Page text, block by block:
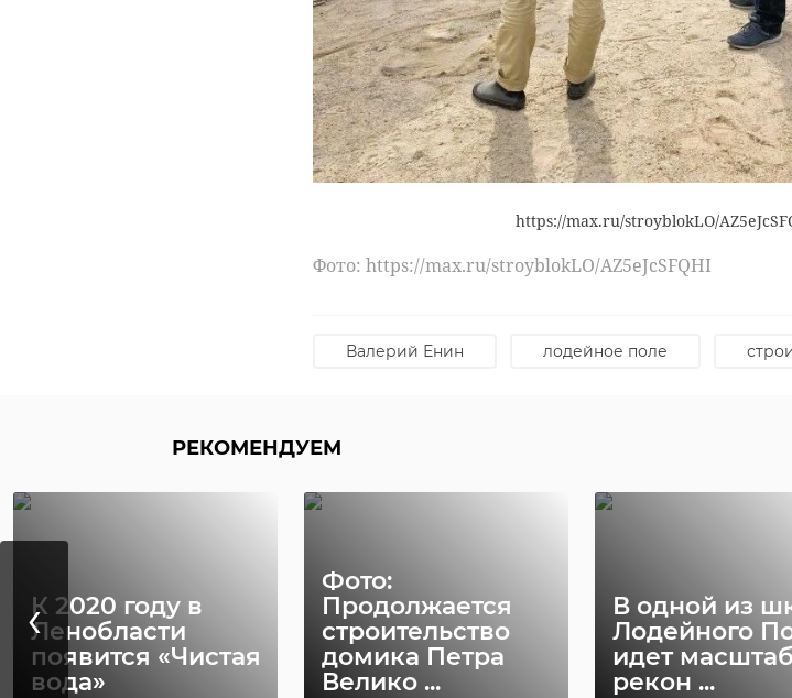
https://max.ru/stroyblokLO/
Фото: https://max.ru/stroyblokLO/AZ5eJcSFQHI
Валерий Енин лодейное поле
РЕКОМЕНДУЕМ
К 2020 году в
Ленобласти
появится «Чистая
вода»
Фото:
Продолжается
строительство
домика Петра
Велико ...
В одной из
Лодейного
идет
рекон ...
‹
Петербуржец
отправится в
колонию за
испорченные
фона ...
24 января 2023, 16:45
В Петербурге
иностранец
похитил
400 гаджетов
08 февраля 2023, 16:23